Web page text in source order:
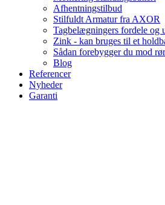
Afhentningstilbud
Stilfuldt Armatur fra AXOR
Tagbelægningers fordele og
Zink - kan bruges til et
Sådan forebygger du mod
Blog
Referencer
Nyheder
Garanti